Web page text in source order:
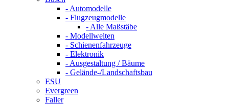
- Automodelle
- Flugzeugmodelle
- Alle Maßstäbe
- Modellwelten
- Schienenfahrzeuge
- Elektronik
- Ausgestaltung / Bäume
- Gelände-/Landschaftsbau
ESU
Evergreen
Faller